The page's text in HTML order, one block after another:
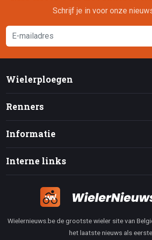
Schrijf je in voor onze
Wielerploegen
Renners
Informatie
Interne links
Wielernieuws.be de grootste wieler site van
het laatste nieuws als